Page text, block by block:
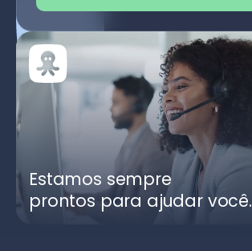
Estamos sempre
prontos para ajudar você.